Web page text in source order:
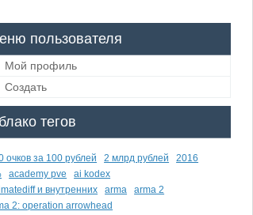
пользователя
Мой профиль
Создать
тегов
очков за 100 рублей 2 млрд рублей
2016
academy pve
ai kodex
и внутренних
arma
arma 2
2: operation arrowhead